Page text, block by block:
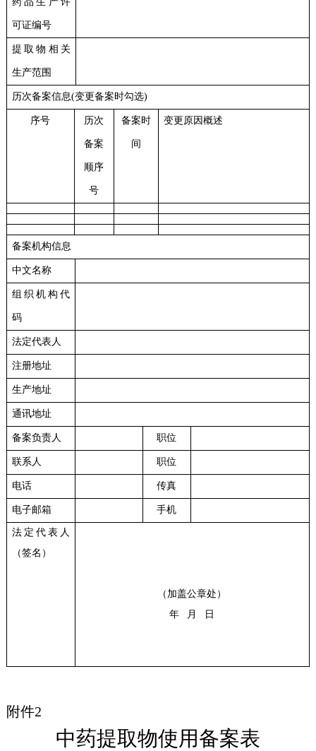
可证编号
提取物相关
生产范围
历次备案信息(变更备案时勾选)
序号 历次
备案
顺序
号
备案时
间
变更原因概述
备案机构信息
中文名称
组织机构代
码
法定代表人
注册地址
生产地址
通讯地址
备案负责人 职位
联系人 职位
电话 传真
电子邮箱 手机
法定代表人
（签名）
（加盖公章处）
年 月 日
附件2
中药提取物使用备案表